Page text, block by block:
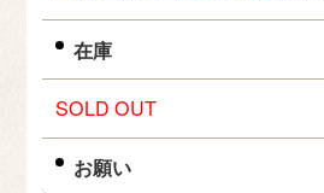
在庫
SOLD OUT
お願い